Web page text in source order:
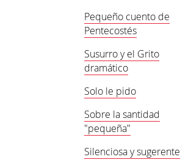
Pequeño cuento de
Pentecostés
Susurro y el Grito
dramático
Solo le pido
Sobre la santidad
"pequeña"
Silenciosa y sugerente